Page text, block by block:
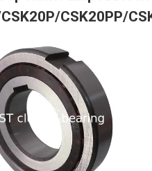
CSK20PP/